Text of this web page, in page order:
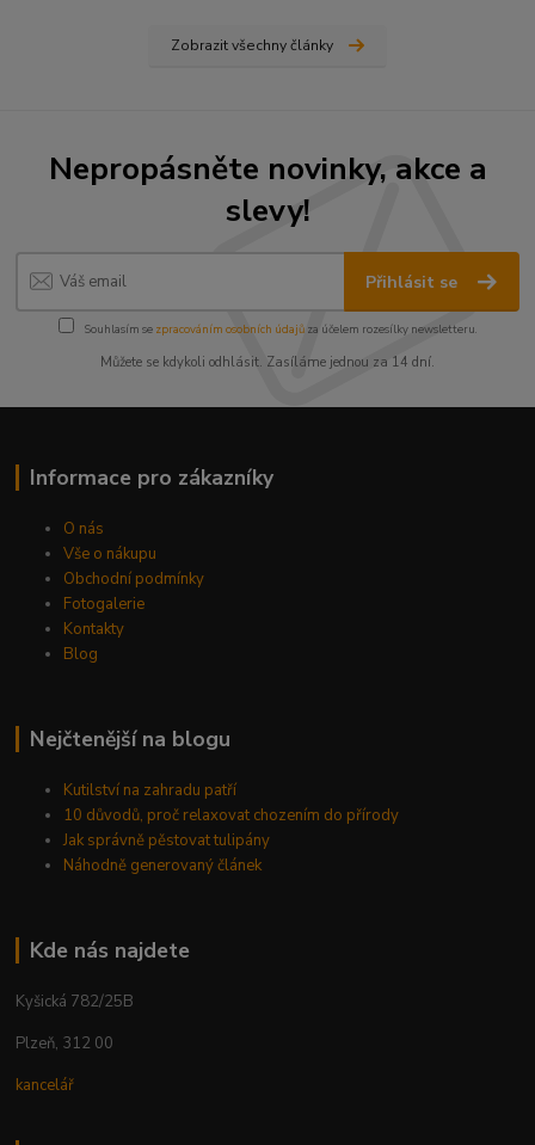
Zobrazit všechny články
Nepropásněte novinky, akce a
slevy!
Přihlásit se
Souhlasím se zpracováním osobních údajůza účelem rozesílky newsletteru.
Můžete se kdykoli odhlásit. Zasíláme jednou za 14 dní.
Informace pro zákazníky
O nás
Vše o nákupu
Obchodní podmínky
Fotogalerie
Kontakty
Blog
Nejčtenější na blogu
Kutilství na zahradu patří
10 důvodů, proč relaxovat chozením do přírody
Jak správně pěstovat tulipány
Náhodně generovaný článek
Kde nás najdete
Kyšická 782/25B
Plzeň, 312 00
kancelář